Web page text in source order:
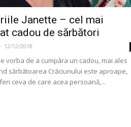
Janette – cel mai
cadou de sărbători
- 12/12/2018
vorba de a cumpăra un cadou, mai ales
sărbătoarea Crăciunului este aproape,
ceva de care acea persoană,...